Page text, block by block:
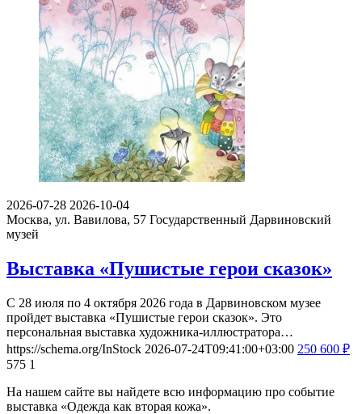
2026-07-28 2026-10-04
Москва, ул. Вавилова, 57 Государственный Дарвиновский
музей
Выставка «Пушистые герои сказок»
С 28 июля по 4 октября 2026 года в Дарвиновском музее
пройдет выставка «Пушистые герои сказок». Это
персональная выставка художника-иллюстратора…
https://schema.org/InStock 2026-07-24T09:41:00+03:00 250 600 ₽
575 1
На нашем сайте вы найдете всю информацию про событие
выставка «Одежда как вторая кожа».